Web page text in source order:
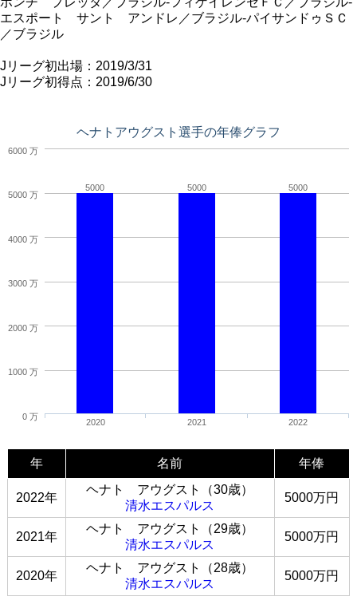
エスポート サント アンドレ／ブラジル-パイサンドゥＳＣ
／ブラジル
Jリーグ初出場：2019/3/31
Jリーグ初得点：2019/6/30
ヘナトアウグスト選手の年俸グラフ
5000 5000 5000
2020 2021 2022
0 万
1000 万
2000 万
3000 万
4000 万
5000 万
6000 万
年 名前 年俸
2022年
ヘナト アウグスト（30歳）
清水エスパルス
5000万円
2021年
ヘナト アウグスト（29歳）
清水エスパルス
5000万円
2020年
ヘナト アウグスト（28歳）
清水エスパルス
5000万円